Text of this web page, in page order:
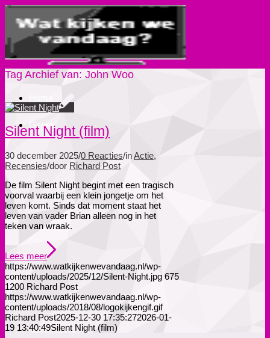
Genre
Tag Archief van: John Woo
Silent Night (film)
30 december 2025/0 Reacties/inActie,
Recensies/door Richard Post
De film Silent Night begint met een tragisch
voorval waarbij een klein jongetje om het
leven komt. Sinds dat moment staat het
leven van vader Brian alleen nog in het
teken van wraak.
Lees meer
https://www.watkijkenwevandaag.nl/wp-
content/uploads/2025/12/Silent-Night.jpg 675
1200 Richard Post
https://www.watkijkenwevandaag.nl/wp-
content/uploads/2018/08/logokijkengif.gif
Richard Post2025-12-30 17:35:272026-01-
19 13:40:49Silent Night (film)